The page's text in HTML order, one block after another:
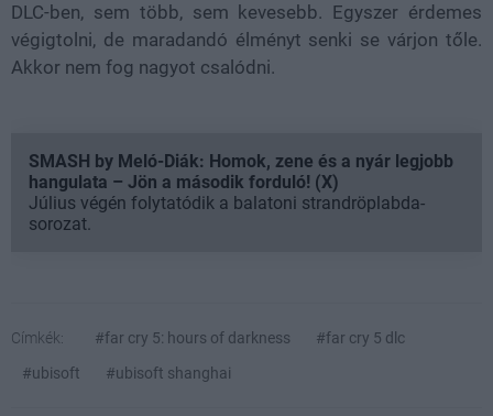
DLC-ben, sem több, sem kevesebb. Egyszer érdemes
végigtolni, de maradandó élményt senki se várjon tőle.
Akkor nem fog nagyot csalódni.
SMASH by Meló-Diák: Homok, zene és a nyár legjobb
hangulata – Jön a második forduló! (X)
Július végén folytatódik a balatoni strandröplabda-
sorozat.
Címkék: #far cry 5: hours of darkness
#far cry 5 dlc
#ubisoft
#ubisoft shanghai